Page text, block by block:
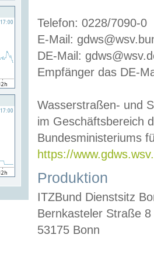
Telefon: 0228/7090-0
E-Mail:
DE-Mail:
Empfänger das DE-
Wasserstraßen- und
im Geschäftsbereich
Bundesministeriums
https://
Produktion
ITZBund Dienstsitz
Bernkasteler Straße 8
53175 Bonn